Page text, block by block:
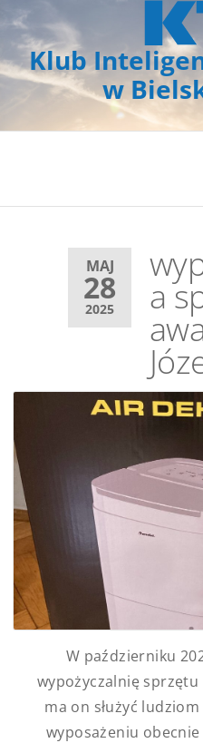
Klub
w
MAJ
28
2025 a
W październiku
wypożyczalnię sprzętu
ma on służyć
wyposażeniu obecnie